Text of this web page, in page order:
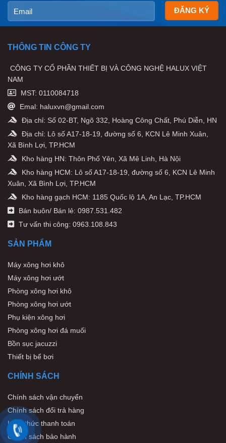
THÔNG TIN CÔNG TY
CÔNG TY CỔ PHẦN THIẾT BỊ VÀ CÔNG NGHỆ HALUX VIỆT
NAM
MST: 0110084718
Emal: haluxvn@gmail.com
Địa chỉ: Số 02-BT, Ngõ 332, Hoàng Công Chất, Phú Diễn, HN
Địa chỉ: Lô số A17-18-19, đường số 6, KCN Lê Minh Xuân,
Xã Bình Lợi, TP.HCM
Kho hàng HN: Thôn Phố Yên, Xã Mê Linh, Hà Nội
Kho hàng HCM: Lô số A17-18-19, đường số 6, KCN Lê Minh
Xuân, Xã Bình Lợi, TP.HCM
Kho hàng gạch HCM: 1185 Quốc lộ 1A, An Lạc, TP.HCM
Bán buôn/ Bán lẻ: 0987.531.482
Tư vấn thi công: 0963.108.843
SẢN PHẨM
Máy xông hơi khô
Máy xông hơi ướt
Phòng xông hơi khô
Phòng xông hơi ướt
Phụ kiện xông hơi
Phòng xông hơi đá muối
Bồn sục jacuzzi
Thiết bị bể bơi
CHÍNH SÁCH
Chính sách vận chuyển
Chính sách đổi trả hàng
Hình thức thanh toán
Chính sách bảo hành